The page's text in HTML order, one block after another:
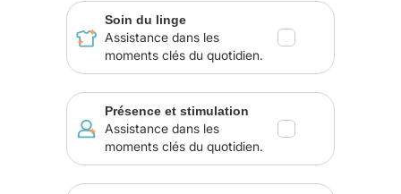
Soin du linge
Assistance dans les
moments clés du quotidien.
Présence et stimulation
Assistance dans les
moments clés du quotidien.